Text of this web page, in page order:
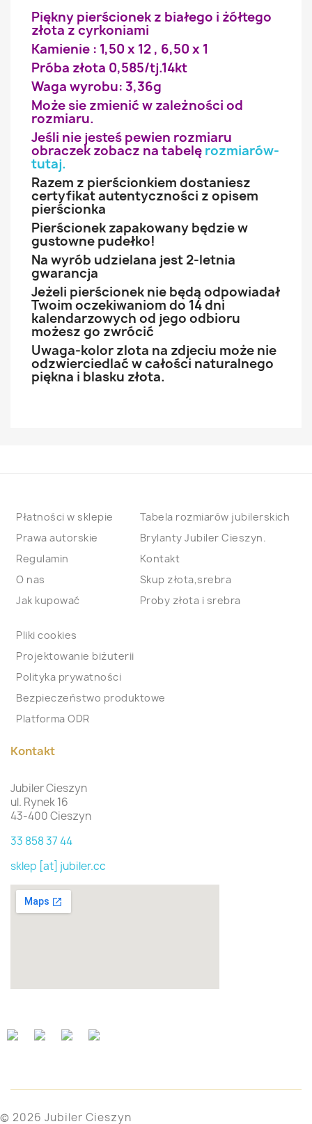
Piękny pierścionek z białego i żółtego
złota z cyrkoniami
Kamienie : 1,50 x 12 , 6,50 x 1
Próba złota 0,585/tj.14kt
Waga wyrobu: 3,36g
Może sie zmienić w zależności od
rozmiaru.
Jeśli nie jesteś pewien rozmiaru
obraczek zobacz na tabelę rozmiarów-
tutaj.
Razem z pierścionkiem dostaniesz
certyfikat autentyczności z opisem
pierścionka
Pierścionek zapakowany będzie w
gustowne pudełko!
Na wyrób udzielana jest 2-letnia
gwarancja
Jeżeli pierścionek nie będą odpowiadał
Twoim oczekiwaniom do 14 dni
kalendarzowych od jego odbioru
możesz go zwrócić
Uwaga-kolor zlota na zdjeciu może nie
odzwierciedlać w całości naturalnego
piękna i blasku złota.
Płatności w sklepie
Prawa autorskie
Regulamin
O nas
Jak kupować
Tabela rozmiarów jubilerskich
Brylanty Jubiler Cieszyn.
Kontakt
Skup złota,srebra
Proby złota i srebra
Pliki cookies
Projektowanie biżuterii
Polityka prywatności
Bezpieczeństwo produktowe
Platforma ODR
Kontakt
Jubiler Cieszyn
ul. Rynek 16
43-400 Cieszyn
33 858 37 44
sklep [at] jubiler.cc
© 2026 Jubiler Cieszyn